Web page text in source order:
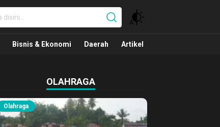
Bisnis & Ekonomi Daerah Artikel
OLAHRAGA
Olahraga